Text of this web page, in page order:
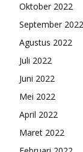
Oktober 2022
September 2022
Agustus 2022
Juli 2022
Juni 2022
Mei 2022
April 2022
Maret 2022